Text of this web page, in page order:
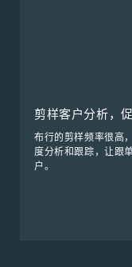
剪样客户分析，
布行的剪样频率很高
度分析和跟踪，让跟
户。